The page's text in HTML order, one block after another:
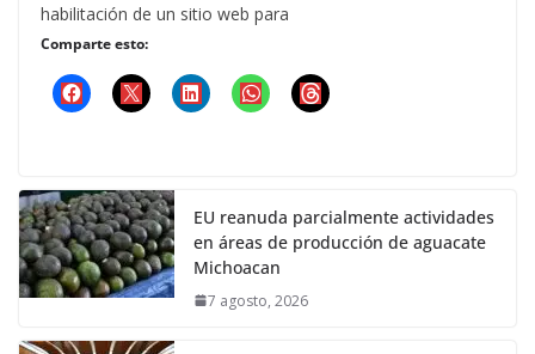
habilitación de un sitio web para
Comparte esto:
EU reanuda parcialmente actividades
en áreas de producción de aguacate
Michoacan
7 agosto, 2026